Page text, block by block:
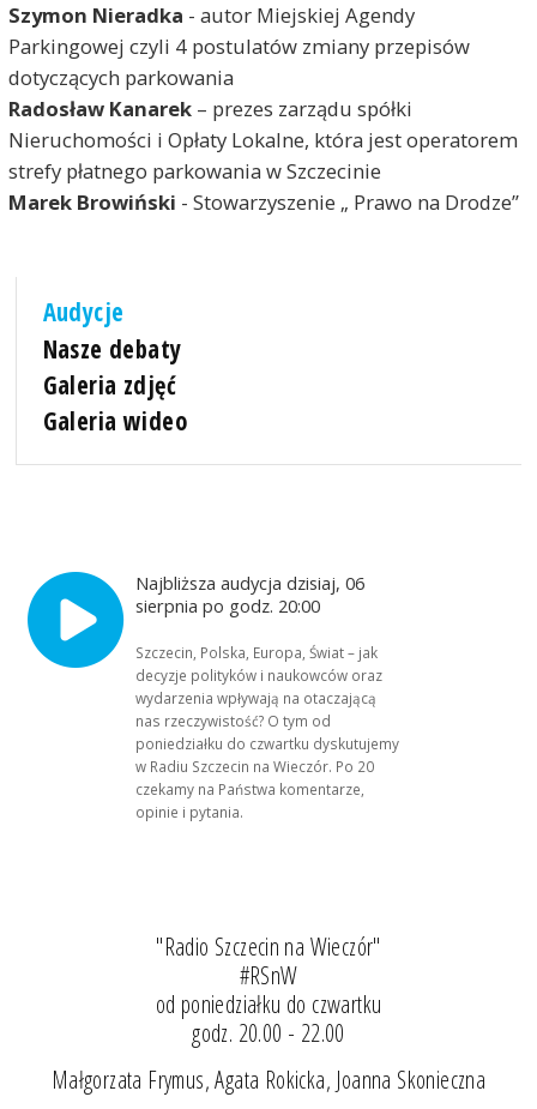
Szymon Nieradka - autor Miejskiej Agendy
Parkingowej czyli 4 postulatów zmiany przepisów
dotyczących parkowania
Radosław Kanarek– prezes zarządu spółki
Nieruchomości i Opłaty Lokalne, która jest operatorem
strefy płatnego parkowania w Szczecinie
Marek Browiński - Stowarzyszenie „ Prawo na Drodze”
Audycje
Nasze debaty
Galeria zdjęć
Galeria wideo
Najbliższa audycja dzisiaj, 06
sierpnia po godz. 20:00
Szczecin, Polska, Europa, Świat – jak
decyzje polityków i naukowców oraz
wydarzenia wpływają na otaczającą
nas rzeczywistość? O tym od
poniedziałku do czwartku dyskutujemy
w Radiu Szczecin na Wieczór. Po 20
czekamy na Państwa komentarze,
opinie i pytania.
"Radio Szczecin na Wieczór"
#RSnW
od poniedziałku do czwartku
godz. 20.00 - 22.00
Małgorzata Frymus, Agata Rokicka, Joanna Skonieczna